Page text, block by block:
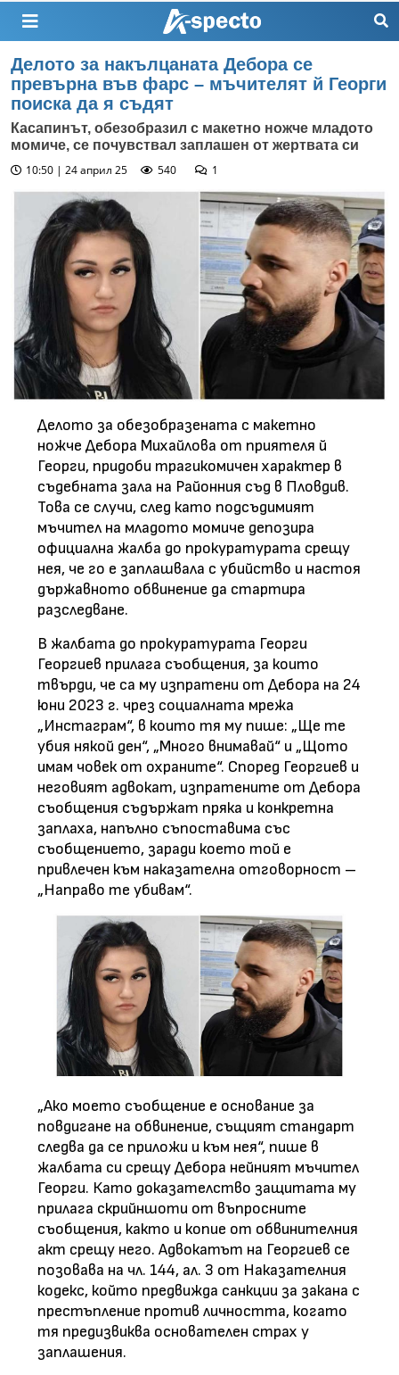
Делото за накълцаната Дебора се
превърна във фарс – мъчителят й Георги
поиска да я съдят
Касапинът, обезобразил с макетно ножче младото
момиче, се почувствал заплашен от жертвата си
10:50 | 24 април 25
540 1
Делото за обезобразената с макетно
ножче Дебора Михайлова от приятеля й
Георги, придоби трагикомичен характер в
съдебната зала на Районния съд в Пловдив.
Това се случи, след като подсъдимият
мъчител на младото момиче депозира
официална жалба до прокуратурата срещу
нея, че го е заплашвала с убийство и настоя
държавното обвинение да стартира
разследване.
В жалбата до прокуратурата Георги
Георгиев прилага съобщения, за които
твърди, че са му изпратени от Дебора на 24
юни 2023 г. чрез социалната мрежа
„Инстаграм“, в които тя му пише: „Ще те
убия някой ден“, „Много внимавай“ и „Щото
имам човек от охраните“. Според Георгиев и
неговият адвокат, изпратените от Дебора
съобщения съдържат пряка и конкретна
заплаха, напълно съпоставима със
съобщението, заради което той е
привлечен към наказателна отговорност –
„Направо те убивам“.
„Ако моето съобщение е основание за
повдигане на обвинение, същият стандарт
следва да се приложи и към нея“, пише в
жалбата си срещу Дебора нейният мъчител
Георги. Като доказателство защитата му
прилага скрийншоти от въпросните
съобщения, както и копие от обвинителния
акт срещу него. Адвокатът на Георгиев се
позовава на чл. 144, ал. 3 от Наказателния
кодекс, който предвижда санкции за закана с
престъпление против личността, когато
тя предизвиква основателен страх у
заплашения.